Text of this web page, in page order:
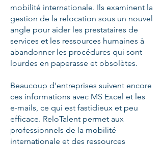
mobilité internationale. Ils examinent la
gestion de la relocation sous un nouvel
angle pour aider les prestataires de
services et les ressources humaines à
abandonner les procédures qui sont
lourdes en paperasse et obsolètes.
Beaucoup d'entreprises suivent encore
ces informations avec MS Excel et les
e-mails, ce qui est fastidieux et peu
efficace. ReloTalent permet aux
professionnels de la mobilité
internationale et des ressources